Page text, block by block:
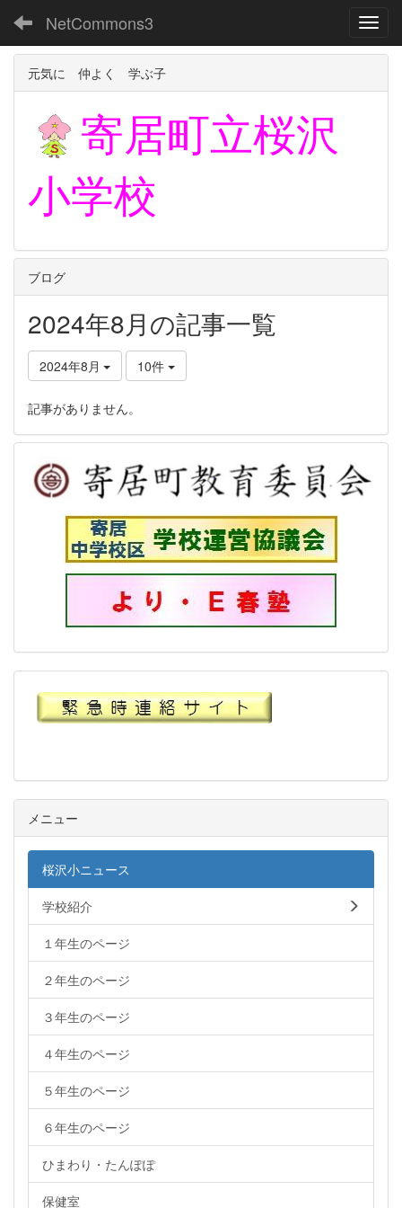
NetCommons3
元気に 仲よく 学ぶ子
寄居町立桜沢
小学校
ブログ
2024年8月の記事一覧
2024年8月 10件
記事がありません。
メニュー
桜沢小ニュース
学校紹介
１年生のページ
２年生のページ
３年生のページ
４年生のページ
５年生のページ
６年生のページ
ひまわり・たんぽぽ
保健室